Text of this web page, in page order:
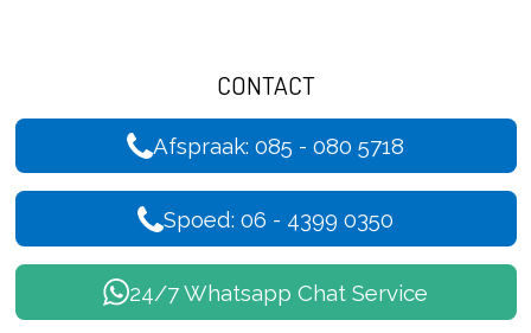
CONTACT
Afspraak: 085 - 080 5718
Spoed: 06 - 4399 0350
24/7 Whatsapp Chat Service